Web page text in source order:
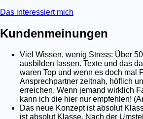
Das interessiert mich
Kundenmeinungen
Viel Wissen, wenig Stress: Über
ausbilden lassen. Texte und das
waren Top und wenn es doch mal
Ansprechpartner zeitnah, höflich
erreichen. Wenn jemand wirklich
kann ich die hier nur empfehlen!
Das neue Konzept ist absolut
ist absolut Klasse. Nach der